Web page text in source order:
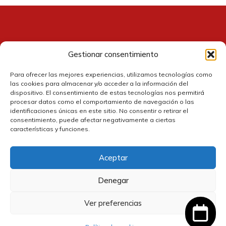
Gestionar consentimiento
Para ofrecer las mejores experiencias, utilizamos tecnologías como
las cookies para almacenar y/o acceder a la información del
dispositivo. El consentimiento de estas tecnologías nos permitirá
procesar datos como el comportamiento de navegación o las
identificaciones únicas en este sitio. No consentir o retirar el
consentimiento, puede afectar negativamente a ciertas
características y funciones.
Aceptar
Denegar
Ver preferencias
Contacto
60,00€
precio
precio
Añadir al carrito